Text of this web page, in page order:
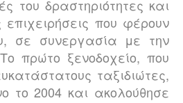
του δραστηριότητες και
που φέρουν
σε συνεργασία με την
πρώτο ξενοδοχείο, που
ταξιδιώτες,
το 2004 και ακολούθησε